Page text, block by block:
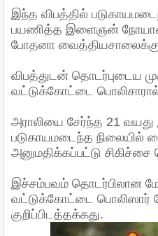
இந்த விபத்தில்
பயணித்த இளைஞன்
போதனா
விபத்துடன் தொடர்புடைய
வட்டுக்கோட்டை
அராலியை சேர்ந்த 21
படுகாயமடைந்த நிலையில்
அனுமதிக்கப்பட்டு சிகிச்சை
இச்சம்பவம் தொடர்பிலான
வட்டுக்கோட்டை பொலிஸார்
குறிப்பிடத்தக்கது.